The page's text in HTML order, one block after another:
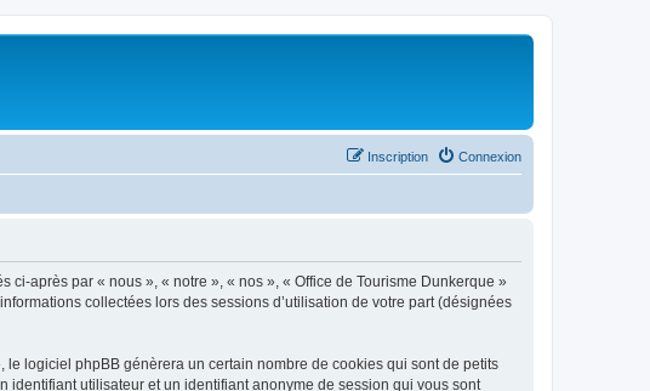
Connexion
Inscription
après par « nous », « notre », « nos », « Office de Tourisme Dunkerque »
collectées lors des sessions d’utilisation de votre part (désignées
logiciel phpBB génèrera un certain nombre de cookies qui sont de petits
identifiant utilisateur et un identifiant anonyme de session qui vous sont